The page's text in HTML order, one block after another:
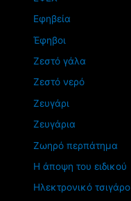
Εφηβεία
Έφηβοι
Ζεστό γάλα
Ζεστό νερό
Ζευγάρι
Ζευγάρια
Ζωηρό περπάτημα
Η άποψη του ειδικού
Ηλεκτρονικό τσιγάρο